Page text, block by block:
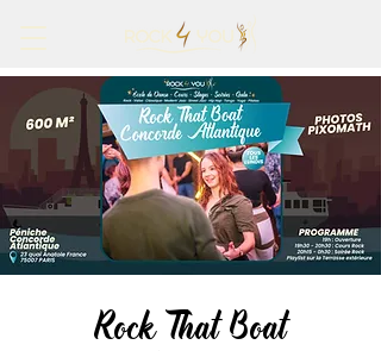
Rock That Boat